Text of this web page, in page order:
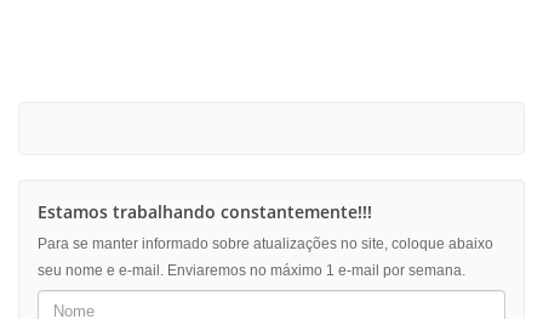
Estamos trabalhando constantemente!!!
Para se manter informado sobre atualizações no site, coloque abaixo
seu nome e e-mail. Enviaremos no máximo 1 e-mail por semana.